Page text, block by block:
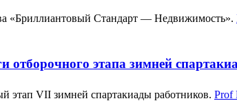
«Бриллиантовый Стандарт — Недвижимость».
отборочного этапа зимней
этап VII зимней спартакиады работников. Prof